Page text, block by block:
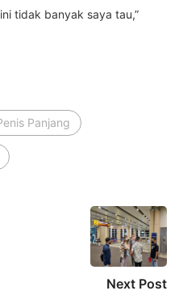
tidak banyak saya tau,”
Panjang
Next Post